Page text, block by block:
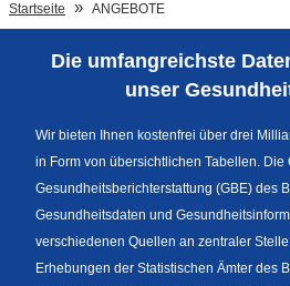
Sprachumschaltung
Fußzeile
Startseite ANGEBOTE
Die umfangreichste
unser
Wir bieten Ihnen kostenfrei über drei
in Form von übersichtlichen Tabellen.
Gesundheitsberichterstattung (GBE) des
Gesundheitsdaten und
verschiedenen Quellen an zentraler
Erhebungen der Statistischen Ämter des